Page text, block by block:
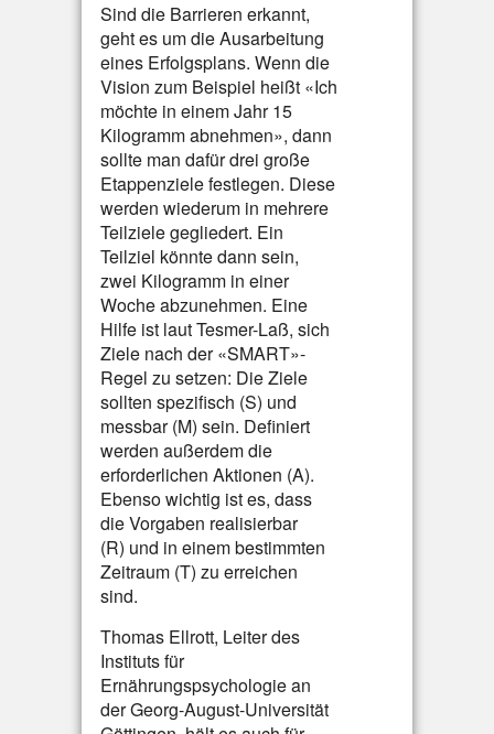
Sind die Barrieren erkannt,
geht es um die Ausarbeitung
eines Erfolgsplans. Wenn die
Vision zum Beispiel heißt «Ich
möchte in einem Jahr 15
Kilogramm abnehmen», dann
sollte man dafür drei große
Etappenziele festlegen. Diese
werden wiederum in mehrere
Teilziele gegliedert. Ein
Teilziel könnte dann sein,
zwei Kilogramm in einer
Woche abzunehmen. Eine
Hilfe ist laut Tesmer-Laß, sich
Ziele nach der «SMART»-
Regel zu setzen: Die Ziele
sollten spezifisch (S) und
messbar (M) sein. Definiert
werden außerdem die
erforderlichen Aktionen (A).
Ebenso wichtig ist es, dass
die Vorgaben realisierbar
(R) und in einem bestimmten
Zeitraum (T) zu erreichen
sind.
Thomas Ellrott, Leiter des
Instituts für
Ernährungspsychologie an
der Georg-August-Universität